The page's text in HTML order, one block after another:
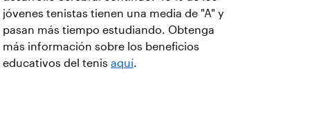
jóvenes tenistas tienen una media de "A" y
pasan más tiempo estudiando. Obtenga
más información sobre los beneficios
educativos del tenis aquí.